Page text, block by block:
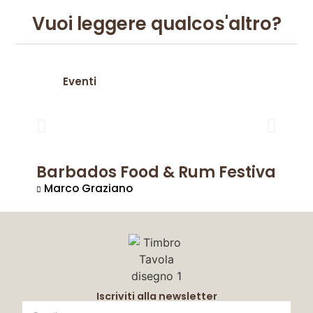
Vuoi leggere qualcos'altro?
Eventi
Barbados Food & Rum Festival
Marco Graziano
Iscriviti alla newsletter